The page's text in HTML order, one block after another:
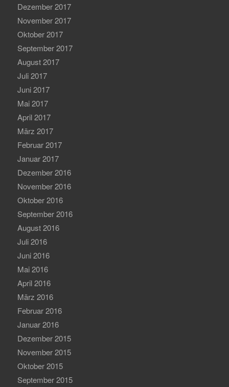
Dezember 2017
November 2017
Oktober 2017
September 2017
August 2017
Juli 2017
Juni 2017
Mai 2017
April 2017
März 2017
Februar 2017
Januar 2017
Dezember 2016
November 2016
Oktober 2016
September 2016
August 2016
Juli 2016
Juni 2016
Mai 2016
April 2016
März 2016
Februar 2016
Januar 2016
Dezember 2015
November 2015
Oktober 2015
September 2015